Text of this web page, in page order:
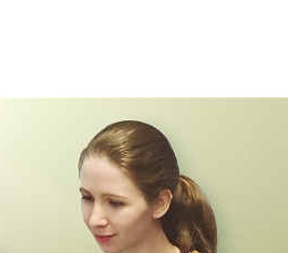
leva, um ciclo interminável
o homem, ela não será
já foi concluída, pois o
consciência de seus
enraizada e deve